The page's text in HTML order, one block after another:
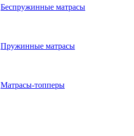
Беспружинные матрасы
Пружинные матрасы
Матрасы-топперы